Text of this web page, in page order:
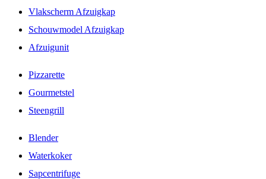
Vlakscherm Afzuigkap
Schouwmodel Afzuigkap
Afzuigunit
Pizzarette
Gourmetstel
Steengrill
Blender
Waterkoker
Sapcentrifuge